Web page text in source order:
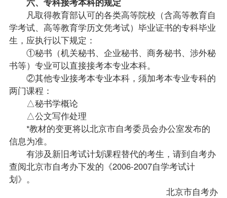
凡取得教育部认可的各类高等院校（含高等教育自
学考试、高等教育学历文凭考试）毕业证书的专科毕业
生，应执行以下规定：
①秘书（机关秘书、企业秘书、商务秘书、涉外秘
书等）专业可以直接接考本专业本科。
②其他专业接考本专业本科，须加考本专业专科的
两门课程：
△秘书学概论
△公文写作处理
*教材的变更将以北京市自考委员会办公室发布的
信息为准。
有涉及新旧考试计划课程替代的考生，请到自考办
查阅北京市自考办下发的《2006-2007自学考试计
划》。
北京市自考办